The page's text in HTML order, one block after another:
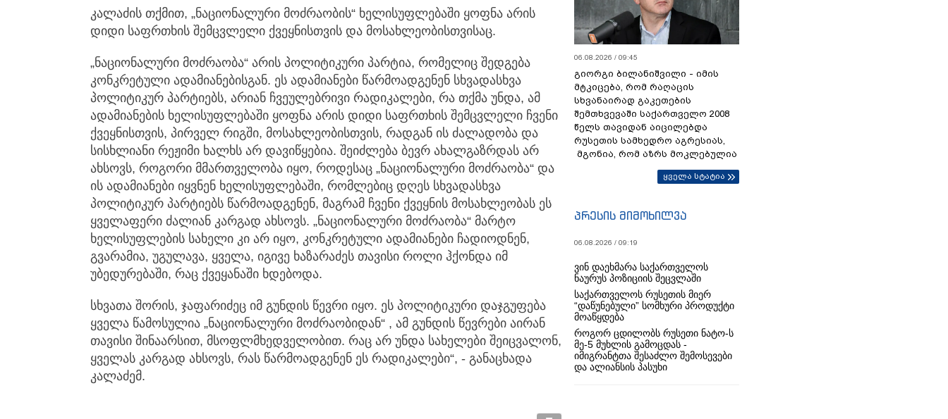
კალაძის თქმით, „ნაციონალური მოძრაობის“ ხელისუფლებაში ყოფნა არის
დიდი საფრთხის შემცვლელი ქვეყნისთვის და მოსახლეობისთვისაც.
„ნაციონალური მოძრაობა“ არის პოლიტიკური პარტია, რომელიც შედგება
კონკრეტული ადამიანებისგან. ეს ადამიანები წარმოადგენენ სხვადასხვა
პოლიტიკურ პარტიებს, არიან ჩვეულებრივი რადიკალები, რა თქმა უნდა, ამ
ადამიანების ხელისუფლებაში ყოფნა არის დიდი საფრთხის შემცვლელი ჩვენი
ქვეყნისთვის, პირველ რიგში, მოსახლეობისთვის, რადგან ის ძალადობა და
სისხლიანი რეჟიმი ხალხს არ დავიწყებია. შეიძლება ბევრ ახალგაზრდას არ
ახსოვს, როგორი მმართველობა იყო, როდესაც „ნაციონალური მოძრაობა“ და
ის ადამიანები იყვნენ ხელისუფლებაში, რომლებიც დღეს სხვადასხვა
პოლიტიკურ პარტიებს წარმოადგენენ, მაგრამ ჩვენი ქვეყნის მოსახლეობას ეს
ყველაფერი ძალიან კარგად ახსოვს. „ნაციონალური მოძრაობა“ მარტო
ხელისუფლების სახელი კი არ იყო, კონკრეტული ადამიანები ჩადიოდნენ,
გვარამია, უგულავა, ყველა, იგივე ხაზარაძეს თავისი როლი ჰქონდა იმ
უბედურებაში, რაც ქვეყანაში ხდებოდა.
სხვათა შორის, ჯაფარიძეც იმ გუნდის წევრი იყო. ეს პოლიტიკური დაჯგუფება
ყველა წამოსულია „ნაციონალური მოძრაობიდან“ , ამ გუნდის წევრები აირან
თავისი შინაარსით, მსოფლმხედველობით. რაც არ უნდა სახელები შეიცვალონ,
ყველას კარგად ახსოვს, რას წარმოადგენენ ეს რადიკალები“, - განაცხადა
კალაძემ.
06.08.2026 / 09:45
გიორგი ბილანიშვილი - იმის
მტკიცება, რომ რაღაცის
სხვანაირად გაკეთების
შემთხვევაში საქართველო 2008
წელს თავიდან აიცილებდა
რუსეთის სამხედრო აგრესიას,
მგონია, რომ აზრს მოკლებულია
ყველა სტატია
პრესის მიმოხილვა
06.08.2026 / 09:19
ვინ დაეხმარა საქართველოს
ნაურუს პოზიციის შეცვლაში
საქართველოს რუსეთის მიერ
“დაწუნებული” სომხური პროდუქტი
მოაწყდება
როგორ ცდილობს რუსეთი ნატო-ს
მე-5 მუხლის გამოცდას -
იმიგრანტთა შესაძლო შემოსევები
და ალიანსის პასუხი